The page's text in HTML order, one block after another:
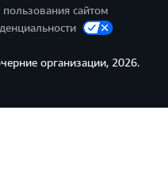
пользования сайтом
организации, 2026.